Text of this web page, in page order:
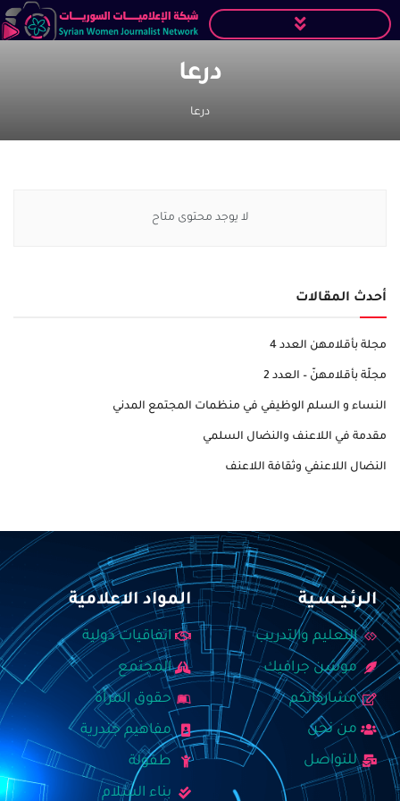
درعا
درعا
لا يوجد محتوى متاح
أحدث المقالات
مجلة بأقلامهن العدد 4
مجلّة بأقلامهنّ – العدد 2
النساء و السلم الوظيفي في منظمات المجتمع المدني
مقدمة في اللاعنف والنضال السلمي
النضال اللاعنفي وثقافة اللاعنف
الـرئـيــسـية
التعليم والتدريب
موشن جرافيك
مشاركاتكم
من نحن
للتواصل
المواد الاعلامية
اتفاقيات دولية
المجتمع
حقوق المرأة
مفاهيم جندرية
طفولة
بناء السلام